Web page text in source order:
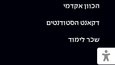
מעבר למצב נגיש
הכוון אקדמי
דקאנט הסטודנטים
שכר לימוד